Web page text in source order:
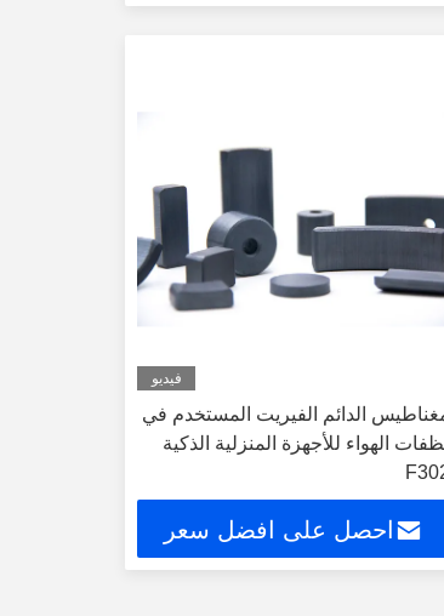
فيديو
الدائم الفيريت المستخدم في
الهواء للأجهزة المنزلية الذكية
احصل على افضل سعر